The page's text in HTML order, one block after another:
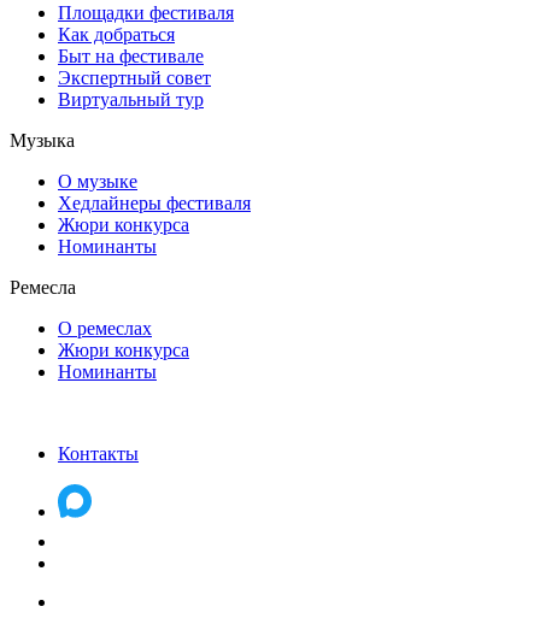
Площадки фестиваля
Как добраться
Быт на фестивале
Экспертный совет
Виртуальный тур
Музыка
О музыке
Хедлайнеры фестиваля
Жюри конкурса
Номинанты
Ремесла
О ремеслах
Жюри конкурса
Номинанты
Контакты